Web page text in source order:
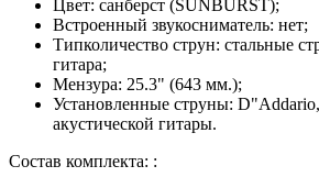
Цвет: санберст (SUNBURST);
Встроенный звукосниматель: нет;
Типколичество струн: стальные
гитара;
Мензура: 25.3" (643 мм.);
Установленные струны:
акустической гитары.
Состав комплекта: :